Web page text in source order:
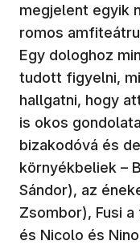
megjelent egyik
romos
Egy dologhoz
tudott figyelni,
hallgatni, hogy
is okos
bizakodóvá és
környékbeliek –
Sándor), az
Zsombor), Fusi
és Nicolo és